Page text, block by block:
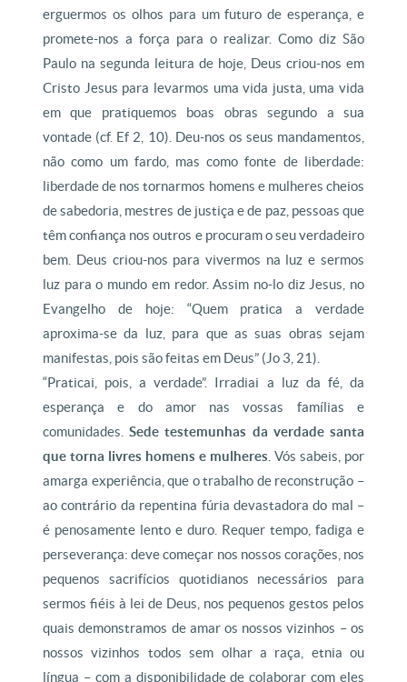
erguermos os olhos para um futuro de esperança, e
promete-nos a força para o realizar. Como diz São
Paulo na segunda leitura de hoje, Deus criou-nos em
Cristo Jesus para levarmos uma vida justa, uma vida
em que pratiquemos boas obras segundo a sua
vontade (cf. Ef 2, 10). Deu-nos os seus mandamentos,
não como um fardo, mas como fonte de liberdade:
liberdade de nos tornarmos homens e mulheres cheios
de sabedoria, mestres de justiça e de paz, pessoas que
têm confiança nos outros e procuram o seu verdadeiro
bem. Deus criou-nos para vivermos na luz e sermos
luz para o mundo em redor. Assim no-lo diz Jesus, no
Evangelho de hoje: “Quem pratica a verdade
aproxima-se da luz, para que as suas obras sejam
manifestas, pois são feitas em Deus” (Jo 3, 21).
“Praticai, pois, a verdade”. Irradiai a luz da fé, da
esperança e do amor nas vossas famílias e
comunidades.Sede testemunhas da verdade santa
que torna livres homens e mulheres . Vós sabeis, por
amarga experiência, que o trabalho de reconstrução –
ao contrário da repentina fúria devastadora do mal –
é penosamente lento e duro. Requer tempo, fadiga e
perseverança: deve começar nos nossos corações, nos
pequenos sacrifícios quotidianos necessários para
sermos fiéis à lei de Deus, nos pequenos gestos pelos
quais demonstramos de amar os nossos vizinhos – os
nossos vizinhos todos sem olhar a raça, etnia ou
língua – com a disponibilidade de colaborar com eles